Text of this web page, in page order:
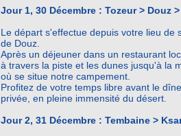
Jour 1, 30 Décembre : Tozeur > Douz
Le départ s'effectue depuis votre lieu de
de Douz.
Après un déjeuner dans un restaurant
à travers la piste et les dunes jusqu'à la
où se situe notre campement.
Profitez de votre temps libre avant le
privée, en pleine immensité du désert.
Jour 2, 31 Décembre : Tembaine >